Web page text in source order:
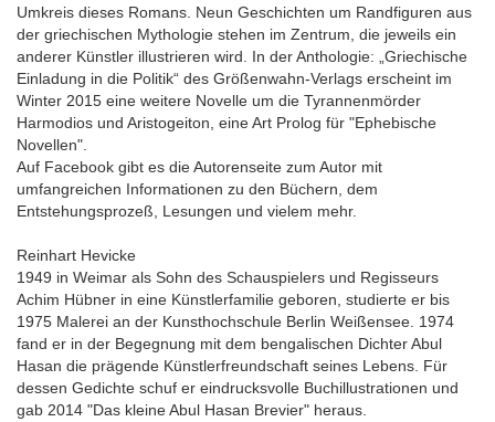
Umkreis dieses Romans. Neun Geschichten um Randfiguren aus
der griechischen Mythologie stehen im Zentrum, die jeweils ein
anderer Künstler illustrieren wird. In der Anthologie: „Griechische
Einladung in die Politik“ des Größenwahn-Verlags erscheint im
Winter 2015 eine weitere Novelle um die Tyrannenmörder
Harmodios und Aristogeiton, eine Art Prolog für "Ephebische
Novellen".
Auf Facebook gibt es die Autorenseite zum Autor mit
umfangreichen Informationen zu den Büchern, dem
Entstehungsprozeß, Lesungen und vielem mehr.
Reinhart Hevicke
1949 in Weimar als Sohn des Schauspielers und Regisseurs
Achim Hübner in eine Künstlerfamilie geboren, studierte er bis
1975 Malerei an der Kunsthochschule Berlin Weißensee. 1974
fand er in der Begegnung mit dem bengalischen Dichter Abul
Hasan die prägende Künstlerfreundschaft seines Lebens. Für
dessen Gedichte schuf er eindrucksvolle Buchillustrationen und
gab 2014 "Das kleine Abul Hasan Brevier" heraus.